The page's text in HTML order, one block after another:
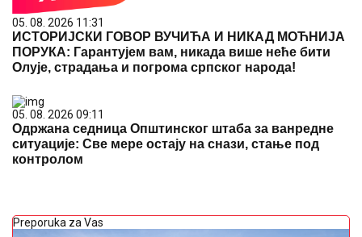
05. 08. 2026 11:31
ИСТОРИЈСКИ ГОВОР ВУЧИЋА И НИКАД МОЋНИЈА
ПОРУКА: Гарантујем вам, никада више неће бити
Олује, страдања и погрома српског народа!
05. 08. 2026 09:11
Одржана седница Општинског штаба за ванредне
ситуације: Све мере остају на снази, стање под
контролом
Preporuka za Vas